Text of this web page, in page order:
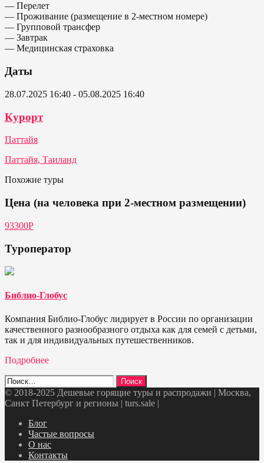
— Перелет
— Проживание (размещение в 2-местном номере)
— Групповой трансфер
— Завтрак
— Медицинская страховка
Даты
28.07.2025 16:40 - 05.08.2025 16:40
Курорт
Паттайя
Паттайя, Таиланд
Похожие туры
Цена (на человека при 2-местном размещении)
93300P
Туроператор
Библио-Глобус
Компания Библио-Глобус лидирует в России по организации
качественного разнообразного отдыха как для семей с детьми,
так и для индивидуальных путешественников.
Подробнее
Найти:
© 2018-2025 Дешевые горящие туры и распродажи | Москва,
Санкт Петербург и регионы | turs.sale |
Блог
Частые вопросы
О нас
Контакты